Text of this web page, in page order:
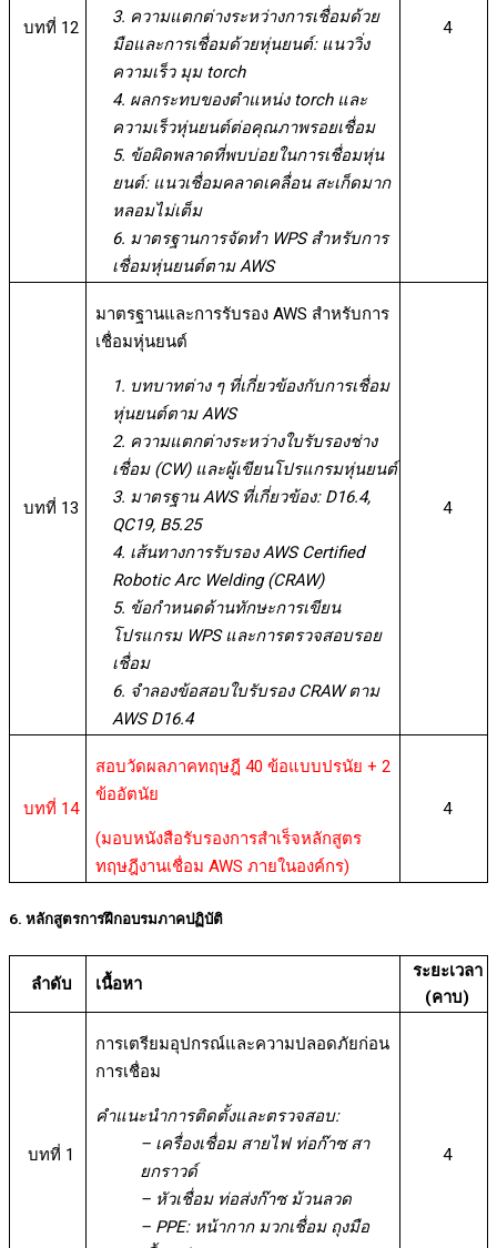
บทที่ 12
3. ความแตกต่างระหว่างการเชื่อมด้วย
มือและการเชื่อมด้วยหุ่นยนต์: แนววิ่ง
ความเร็ว มุม torch
4. ผลกระทบของตำแหน่ง torch และ
ความเร็วหุ่นยนต์ต่อคุณภาพรอยเชื่อม
5. ข้อผิดพลาดที่พบบ่อยในการเชื่อมหุ่น
ยนต์: แนวเชื่อมคลาดเคลื่อน สะเก็ดมาก
หลอมไม่เต็ม
6. มาตรฐานการจัดทำ WPS สำหรับการ
เชื่อมหุ่นยนต์ตาม AWS
4
บทที่ 13
มาตรฐานและการรับรอง AWS สำหรับการ
เชื่อมหุ่นยนต์
1. บทบาทต่าง ๆ ที่เกี่ยวข้องกับการเชื่อม
หุ่นยนต์ตาม AWS
2. ความแตกต่างระหว่างใบรับรองช่าง
เชื่อม (CW) และผู้เขียนโปรแกรมหุ่นยนต์
3. มาตรฐาน AWS ที่เกี่ยวข้อง: D16.4,
QC19, B5.25
4. เส้นทางการรับรอง AWS Certified
Robotic Arc Welding (CRAW)
5. ข้อกำหนดด้านทักษะการเขียน
โปรแกรม WPS และการตรวจสอบรอย
เชื่อม
6. จำลองข้อสอบใบรับรอง CRAW ตาม
AWS D16.4
4
บทที่ 14
สอบวัดผลภาคทฤษฎี 40 ข้อแบบปรนัย + 2
ข้ออัตนัย
(มอบหนังสือรับรองการสำเร็จหลักสูตร
ทฤษฎีงานเชื่อม AWS ภายในองค์กร)
4
6. หลักสูตรการฝึกอบรมภาคปฏิบัติ
ลำดับ เนื้อหา
ระยะเวลา
(คาบ)
บทที่ 1
การเตรียมอุปกรณ์และความปลอดภัยก่อน
การเชื่อม
คำแนะนำการติดตั้งและตรวจสอบ:
– เครื่องเชื่อม สายไฟ ท่อก๊าซ สา
ยกราวด์
– หัวเชื่อม ท่อส่งก๊าซ ม้วนลวด
– PPE: หน้ากาก มวกเชื่อม ถุงมือ
4